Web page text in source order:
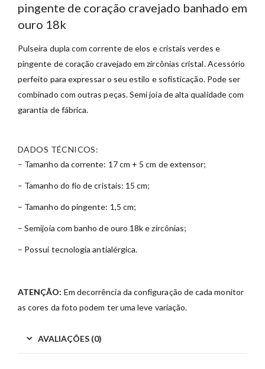
pingente de coração cravejado banhado em
ouro 18k
Pulseira dupla com corrente de elos e cristais verdes e
pingente de coração cravejado em zircônias cristal. Acessório
perfeito para expressar o seu estilo e sofisticação. Pode ser
combinado com outras peças. Semi joia de alta qualidade com
garantia de fábrica.
DADOS TÉCNICOS:
– Tamanho da corrente: 17 cm + 5 cm de extensor;
– Tamanho do fio de cristais: 15 cm;
– Tamanho do pingente: 1,5 cm;
– Semijoia com banho de ouro 18k e zircônias;
– Possui tecnologia antialérgica.
ATENÇÃO: Em decorrência da configuração de cada monitor
as cores da foto podem ter uma leve variação.
AVALIAÇÕES (0)